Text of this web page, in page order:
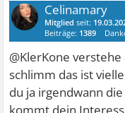
Celinamary
Mitglied seit:
Beiträge: 1389
@KlerKone
schlimm das ist
du ja irgendwann
kommt dein